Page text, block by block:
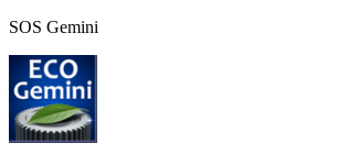
SOS Gemini